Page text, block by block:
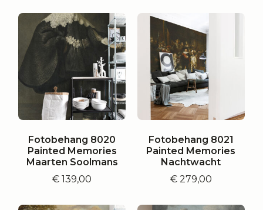
Fotobehang 8020
Painted Memories
Maarten Soolmans
€ 139,00
Fotobehang 8021
Painted Memories
Nachtwacht
€279,00